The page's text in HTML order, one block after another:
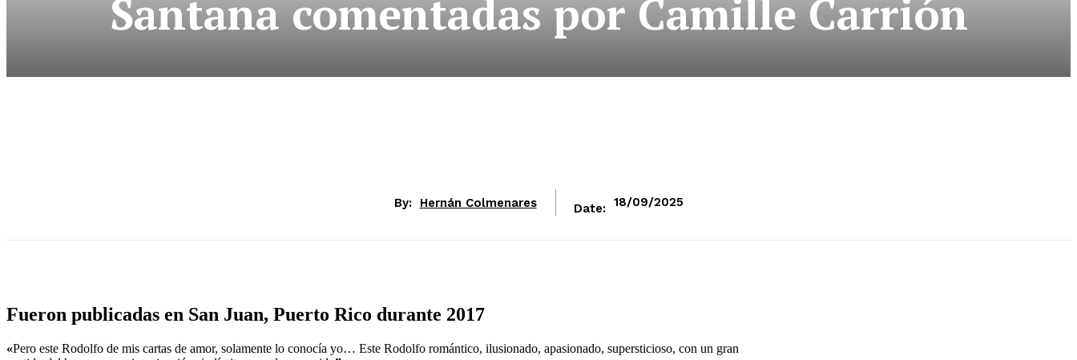
Santana comentadas por Camille Carrión
By: Hernán Colmenares Date: 18/09/2025
Fueron publicadas en San Juan, Puerto Rico durante 2017
«Pero este Rodolfo de mis cartas de amor, solamente lo conocía yo… Este Rodolfo romántico, ilusionado, apasionado, supersticioso, con un gran